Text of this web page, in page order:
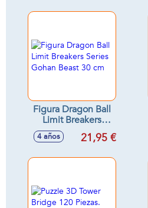
Figura Dragon Ball
Limit Breakers
Series Gohan Beast
30 cm
4 años 21,95 €